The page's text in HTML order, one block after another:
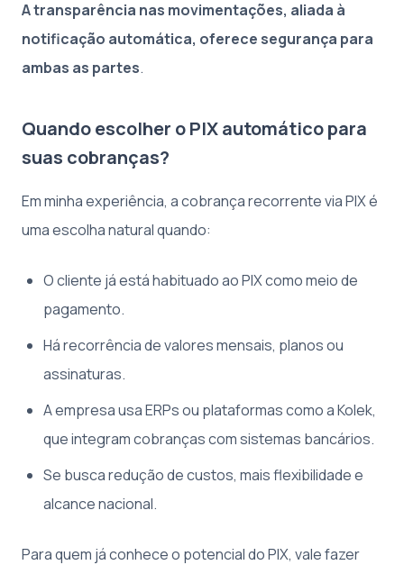
A transparência nas movimentações, aliada à
notificação automática, oferece segurança para
ambas as partes.
Quando escolher o PIX automático para
suas cobranças?
Em minha experiência, a cobrança recorrente via PIX é
uma escolha natural quando:
O cliente já está habituado ao PIX como meio de
pagamento.
Há recorrência de valores mensais, planos ou
assinaturas.
A empresa usa ERPs ou plataformas como a Kolek,
que integram cobranças com sistemas bancários.
Se busca redução de custos, mais flexibilidade e
alcance nacional.
Para quem já conhece o potencial do PIX, vale fazer